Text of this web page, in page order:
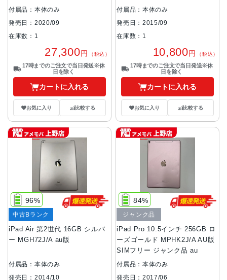
付属品：本体のみ
発売日：2020/09
在庫数：1
27,300円 （税込）
17時までのご注文で当日発送※休
日を除く
カートに入れる
お気に入り 比較する
付属品：本体のみ
発売日：2015/09
在庫数：1
10,800円 （税込）
17時までのご注文で当日発送※休
日を除く
カートに入れる
お気に入り 比較する
iPad Air 第2世代 16GB シルバ
ー MGH72J/A au版
96%
中古Bランク
付属品：本体のみ
発売日：2014/10
iPad Pro 10.5インチ 256GB ロ
ーズゴールド MPHK2J/A AU版
SIMフリー ジャンク品 au
84%
ジャンク品
付属品：本体のみ
発売日：2017/06